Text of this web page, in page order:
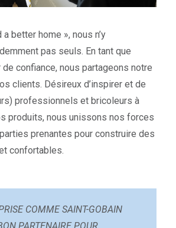
better home », nous n’y
pas seuls. En tant que
confiance, nous partageons notre
clients. Désireux d’inspirer et de
professionnels et bricoleurs à
produits, nous unissons nos forces
prenantes pour construire des
confortables.
COMME SAINT-GOBAIN